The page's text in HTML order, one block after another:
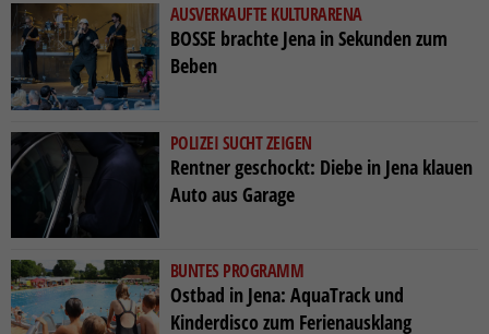
AUSVERKAUFTE KULTURARENA
BOSSE brachte Jena in Sekunden zum
Beben
POLIZEI SUCHT ZEIGEN
Rentner geschockt: Diebe in Jena klauen
Auto aus Garage
BUNTES PROGRAMM
Ostbad in Jena: AquaTrack und
Kinderdisco zum Ferienausklang